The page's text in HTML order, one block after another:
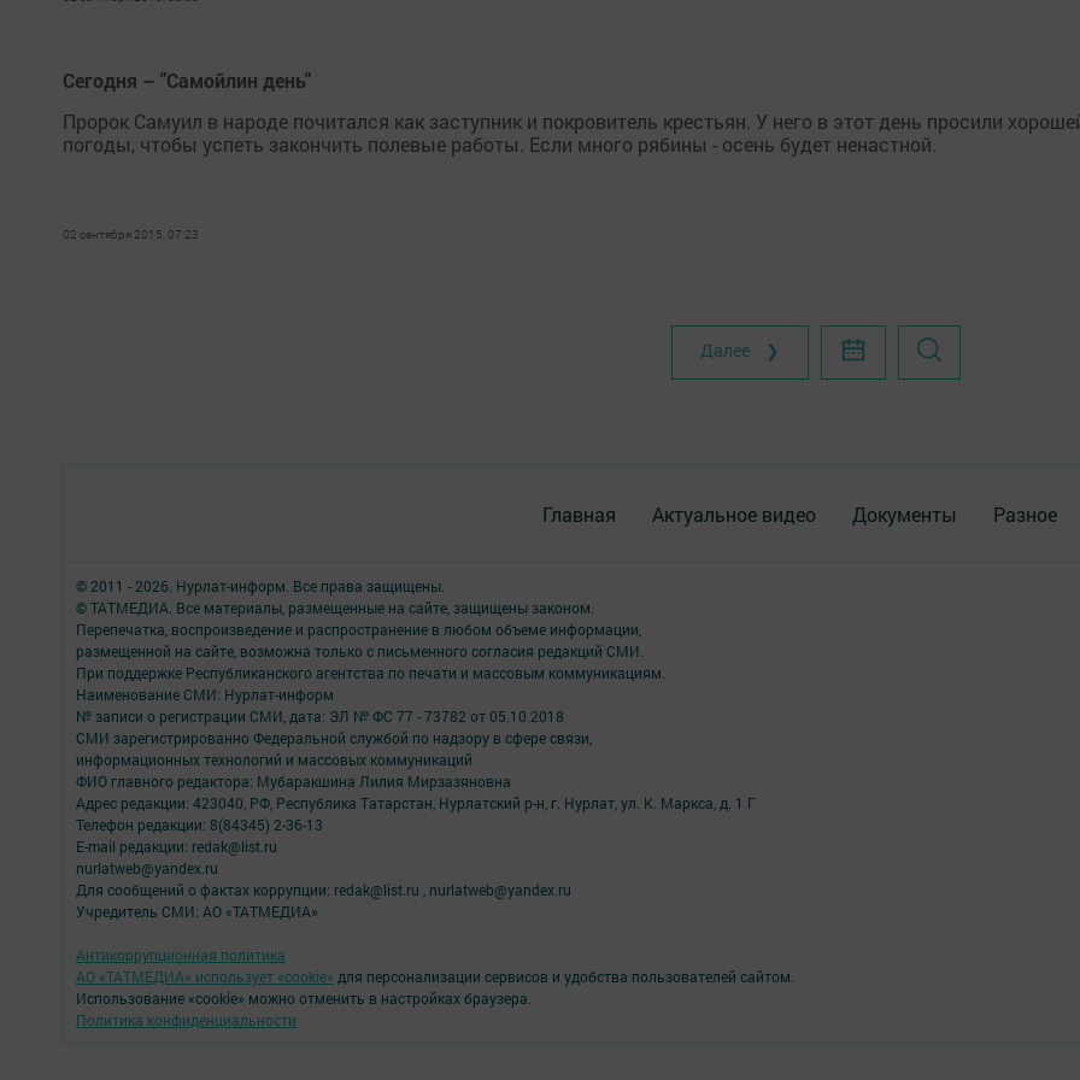
Сегодня – "Самойлин день"
Пророк Самуил в народе почитался как заступник и покровитель крестьян. У него в этот день просили
погоды, чтобы успеть закончить полевые работы. Если много рябины - осень будет ненастной.
02 сентября 2015, 07:23
Далее ❯
Главная Актуальное видео Документы Разное
© 2011 - 2026. Нурлат-⁠информ. Все права защищены.
© ТАТМЕДИА. Все материалы, размещенные на сайте, защищены законом.
Перепечатка, воспроизведение и распространение в любом объеме информации,
размещенной на сайте, возможна только с письменного согласия редакций СМИ.
При поддержке Республиканского агентства по печати и массовым коммуникациям.
Наименование СМИ: Нурлат-⁠информ
№ записи о регистрации СМИ, дата: ЭЛ № ФС 77 -⁠ 73782 от 05.10.2018
СМИ зарегистрированно Федеральной службой по надзору в сфере связи,
информационных технологий и массовых коммуникаций
ФИО главного редактора: Мубаракшина Лилия Мирзазяновна
Адрес редакции: 423040, РФ, Республика Татарстан, Нурлатский р-н, г. Нурлат, ул. К. Маркса, д. 1 Г
Телефон редакции: 8(84345) 2-36-13
E-mail редакции: redak@list.ru
nurlatweb@yandex.ru
Для сообщений о фактах коррупции: redak@list.ru , nurlatweb@yandex.ru
Учредитель СМИ: АО «ТАТМЕДИА»
Антикоррупционная политика
АО «ТАТМЕДИА» использует «cookie» для персонализации сервисов и удобства пользователей сайтом.
Использование «cookie» можно отменить в настройках браузера.
Политика конфиденциальности